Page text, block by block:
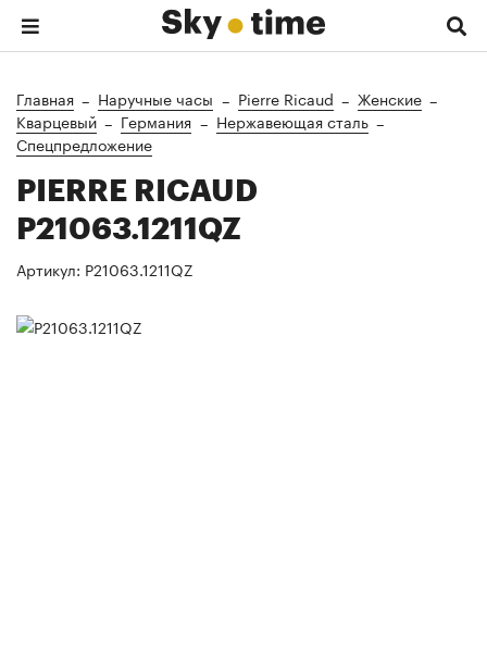
Главная Наручные часы Pierre Ricaud
Женские
Кварцевый
Германия
Нержавеющая сталь
Спецпредложение
PIERRE RICAUD
P21063.1211QZ
Артикул: P21063.1211QZ